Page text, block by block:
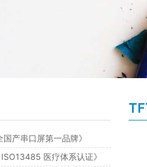
国产串口屏第一品牌》
医疗体系认证》